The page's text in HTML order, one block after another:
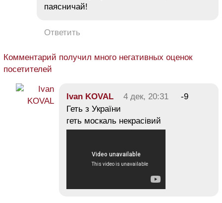
паясничай!
Ответить
Комментарий получил много негативных оценок
посетителей
Ivan KOVAL 4 дек, 20:31
-9
Геть з України
геть москаль некрасівий